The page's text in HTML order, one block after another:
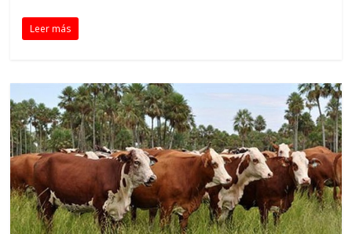
Leer más